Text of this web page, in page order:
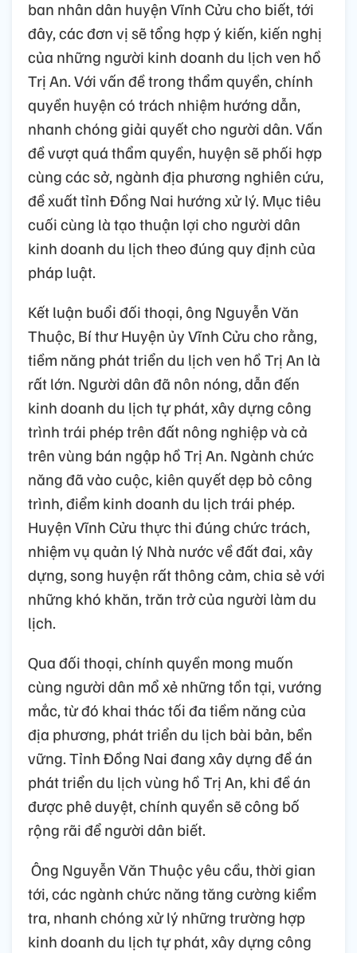
ban nhân dân huyện Vĩnh Cửu cho biết, tới
đây, các đơn vị sẽ tổng hợp ý kiến, kiến nghị
của những người kinh doanh du lịch ven hồ
Trị An. Với vấn đề trong thẩm quyền, chính
quyền huyện có trách nhiệm hướng dẫn,
nhanh chóng giải quyết cho người dân. Vấn
đề vượt quá thẩm quyền, huyện sẽ phối hợp
cùng các sở, ngành địa phương nghiên cứu,
đề xuất tỉnh Đồng Nai hướng xử lý. Mục tiêu
cuối cùng là tạo thuận lợi cho người dân
kinh doanh du lịch theo đúng quy định của
pháp luật.
Kết luận buổi đối thoại, ông Nguyễn Văn
Thuộc, Bí thư Huyện ủy Vĩnh Cửu cho rằng,
tiềm năng phát triển du lịch ven hồ Trị An là
rất lớn. Người dân đã nôn nóng, dẫn đến
kinh doanh du lịch tự phát, xây dựng công
trình trái phép trên đất nông nghiệp và cả
trên vùng bán ngập hồ Trị An. Ngành chức
năng đã vào cuộc, kiên quyết dẹp bỏ công
trình, điểm kinh doanh du lịch trái phép.
Huyện Vĩnh Cửu thực thi đúng chức trách,
nhiệm vụ quản lý Nhà nước về đất đai, xây
dựng, song huyện rất thông cảm, chia sẻ với
những khó khăn, trăn trở của người làm du
lịch.
Qua đối thoại, chính quyền mong muốn
cùng người dân mổ xẻ những tồn tại, vướng
mắc, từ đó khai thác tối đa tiềm năng của
địa phương, phát triển du lịch bài bản, bền
vững. Tỉnh Đồng Nai đang xây dựng đề án
phát triển du lịch vùng hồ Trị An, khi đề án
được phê duyệt, chính quyền sẽ công bố
rộng rãi để người dân biết.
Ông Nguyễn Văn Thuộc yêu cầu, thời gian
tới, các ngành chức năng tăng cường kiểm
tra, nhanh chóng xử lý những trường hợp
kinh doanh du lịch tự phát, xây dựng công